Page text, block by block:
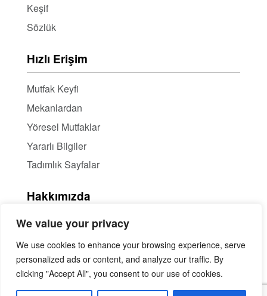
We value your privacy
We use cookies to enhance your browsing experience, serve
personalized ads or content, and analyze our traffic. By
clicking "Accept All", you consent to our use of cookies.
Keşif
Sözlük
Hızlı Erişim
Mutfak Keyfi
Mekanlardan
Yöresel Mutfaklar
Yararlı Bilgiler
Tadımlık Sayfalar
Hakkımızda
Hakkımızda
Haber Bülteni / RSS
İçerik Ortaklığı
Mekan Tanıtımı